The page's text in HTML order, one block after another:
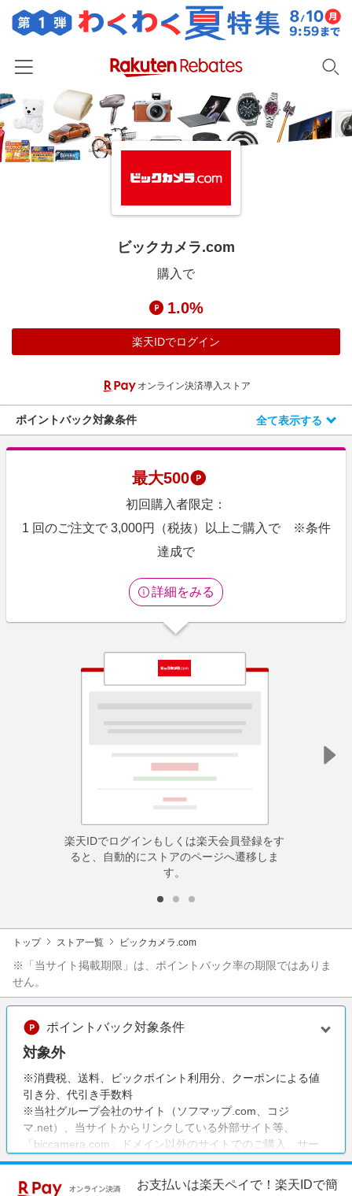
ホーム
カテゴリー一覧
ファッション・インナー・小物
日用品・キッチン用品
家電・PC・スマホ・カメラ
スポーツ・アウトドア・ゴルフ
インテリア・寝具
ペット・花・DIY・車
リーベイツ注目ストア
お中元特集2026
わくわく夏特集
とことん買い物チャレンジ
Apple公式サイト×楽天カード分割払い
Qoo10メガポ
ビックカメラ.com
購入で
1.0%
楽天IDでログイン
オンライン決済導入ストア
ポイントバック対象条件 全て表示する
最大500
初回購入者限定：
1 回のご注文で 3,000円（税抜）以上ご購入で ※条件
達成で
詳細をみる
楽天IDでログインもしくは楽天会員登録をす
ると、自動的にストアのページへ遷移しま
す。
トップ ストア一覧 ビックカメラ.com
※「当サイト掲載期限」は、ポイントバック率の期限ではありま
せん。
ポイントバック対象条件
対象外
※消費税、送料、ビックポイント利用分、クーポンによる値
引き分、代引き手数料
※当社グループ会社のサイト（ソフマップ.com、コジ
マ.net）、当サイトからリンクしている外部サイト等、
「biccamera.com」ドメイン以外のサイトでのご購入、サー
ビス（商品の店舗取り置き）、ビック酒販、ビックカメラリ
お支払いは楽天ペイで！楽天IDで簡